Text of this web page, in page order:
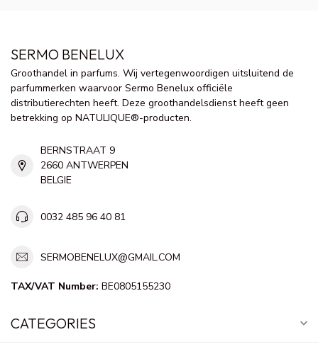
SERMO BENELUX
Groothandel in parfums. Wij vertegenwoordigen uitsluitend de
parfummerken waarvoor Sermo Benelux officiële
distributierechten heeft. Deze groothandelsdienst heeft geen
betrekking op NATULIQUE®-producten.
BERNSTRAAT 9
2660 ANTWERPEN
BELGIE
0032 485 96 40 81
SERMOBENELUX@GMAIL.COM
TAX/VAT Number: BE0805155230
CATEGORIES